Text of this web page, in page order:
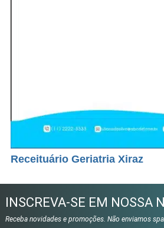
Receituário Geriatria Xiraz
INSCREVA-SE EM NOSSA
Receba novidades e promoções. Não enviamos